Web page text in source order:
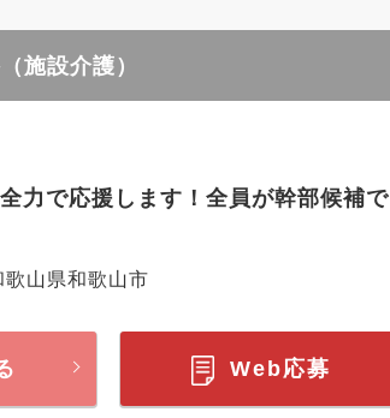
施設介護）
力で応援します！全員が幹部候補で
歌山県和歌山市
Web応募